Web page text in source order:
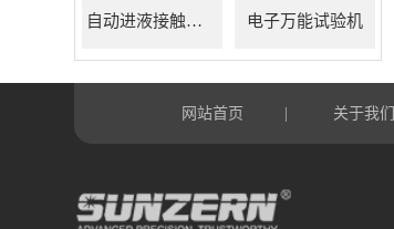
自动进液接触角测量仪 电子万能试验机
网站首页 关于我们